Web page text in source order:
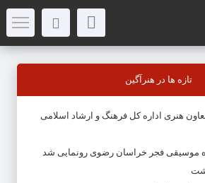
تازه ها در هنرآگین
هنری اداره کل فرهنگ و ارشاد اسلامی
موسیقی فجر خراسان رضوی رونمایی شد